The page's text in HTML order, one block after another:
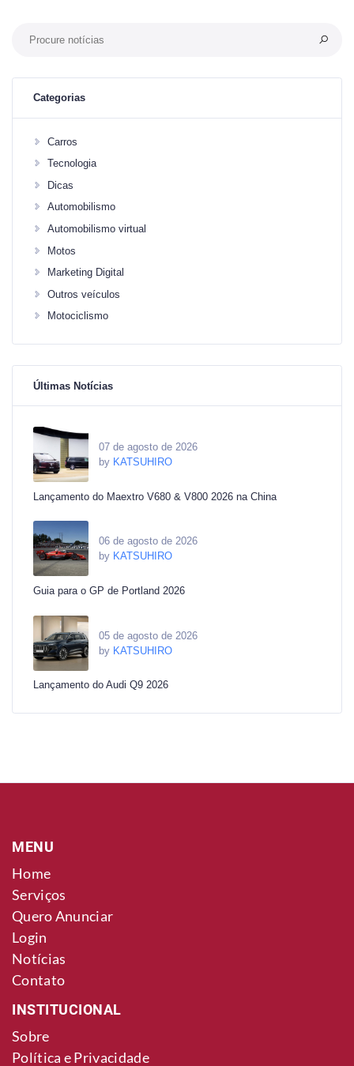
Categorias
Carros
Tecnologia
Dicas
Automobilismo
Automobilismo virtual
Motos
Marketing Digital
Outros veículos
Motociclismo
Últimas Notícias
07 de agosto de 2026
by KATSUHIRO
Lançamento do Maextro V680 & V800 2026 na China
06 de agosto de 2026
by KATSUHIRO
Guia para o GP de Portland 2026
05 de agosto de 2026
by KATSUHIRO
Lançamento do Audi Q9 2026
MENU
Home
Serviços
Quero Anunciar
Login
Notícias
Contato
INSTITUCIONAL
Sobre
Política e Privacidade